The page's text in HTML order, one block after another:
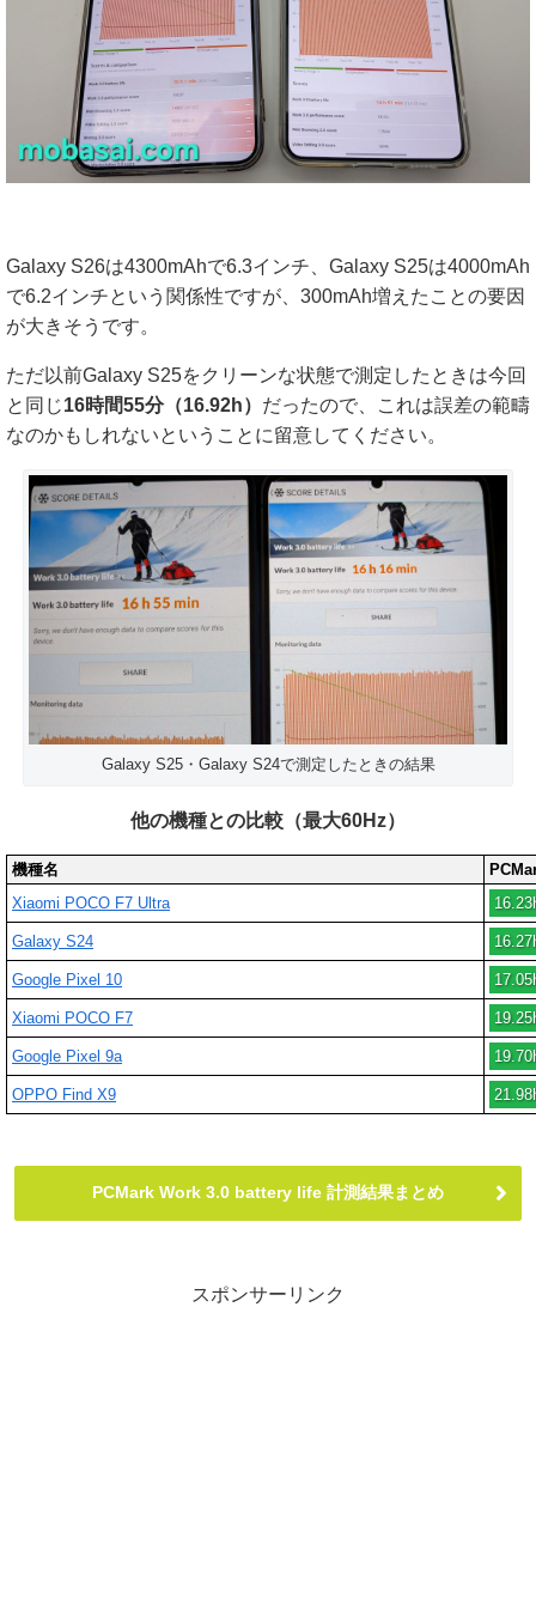
Galaxy S26は4300mAhで6.3インチ、Galaxy S25は4000mAh
で6.2インチという関係性ですが、300mAh増えたことの要因
が大きそうです。
ただ以前Galaxy S25をクリーンな状態で測定したときは今回
と同じ16時間55分（16.92h） だったので、これは誤差の範疇
なのかもしれないということに留意してください。
Galaxy S25・Galaxy S24で測定したときの結果
他の機種との比較（最大60Hz）
機種名
Xiaomi POCO F7 Ultra
Galaxy S24
Google Pixel 10
Xiaomi POCO F7
Google Pixel 9a
OPPO Find X9
PCMark Work 3.0 battery life 計測結果まとめ
スポンサーリンク